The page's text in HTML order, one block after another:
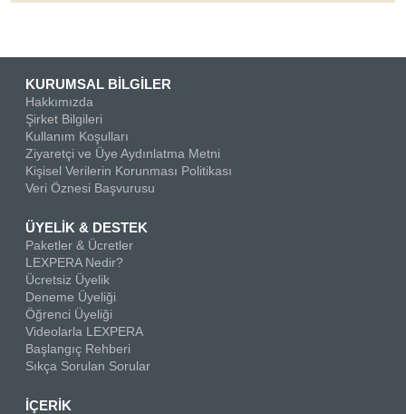
KURUMSAL BİLGİLER
Hakkımızda
Şirket Bilgileri
Kullanım Koşulları
Ziyaretçi ve Üye Aydınlatma Metni
Kişisel Verilerin Korunması Politikası
Veri Öznesi Başvurusu
ÜYELİK & DESTEK
Paketler & Ücretler
LEXPERA Nedir?
Ücretsiz Üyelik
Deneme Üyeliği
Öğrenci Üyeliği
Videolarla LEXPERA
Başlangıç Rehberi
Sıkça Sorulan Sorular
İÇERİK